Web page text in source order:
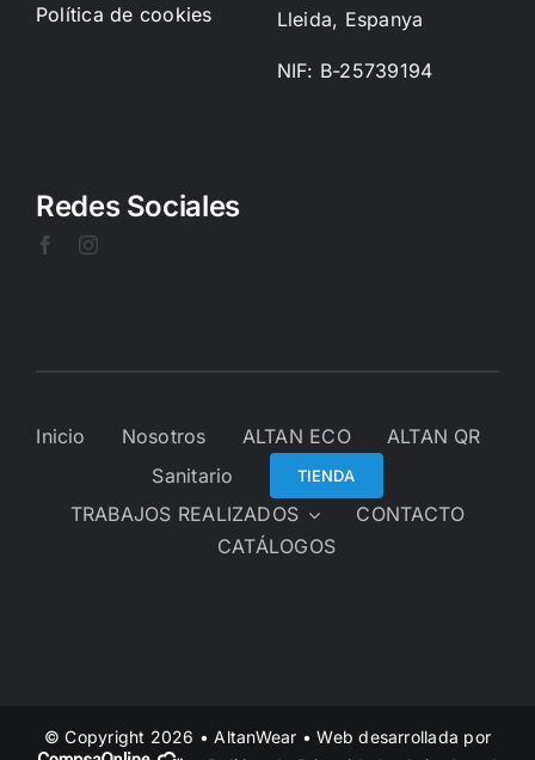
Política de cookies
Lleida, Espanya
NIF: B-25739194
Redes Sociales
Inicio Nosotros ALTAN ECO
ALTAN QR
Sanitario
TIENDA
TRABAJOS REALIZADOS
CONTACTO
CATÁLOGOS
© Copyright 2026 • AltanWear • Web desarrollada por